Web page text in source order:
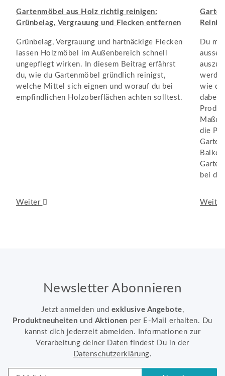
Gartenmöbel aus Holz richtig reinigen:
Grünbelag, Vergrauung und Flecken entfernen
Grünbelag, Vergrauung und hartnäckige Flecken
lassen Holzmöbel im Außenbereich schnell
ungepflegt wirken. In diesem Beitrag erfährst
du, wie du Gartenmöbel gründlich reinigst,
welche Mittel sich eignen und worauf du bei
empfindlichen Holzoberflächen achten solltest.
Weiter
Du
wie du
dabei
die
bei
Newsletter Abonnieren
Jetzt anmelden und exklusive Angebote,
Produktneuheiten und Aktionen per E-Mail erhalten. Du
kannst dich jederzeit abmelden. Informationen zur
Verarbeitung deiner Daten findest Du in der
Datenschutzerklärung.